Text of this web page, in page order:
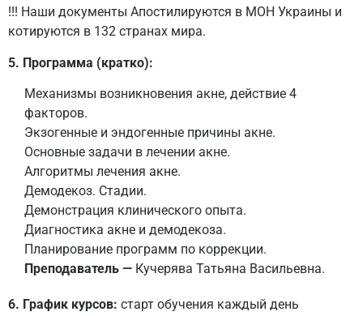
!!! Наши документы Апостилируются в МОН Украины и
котируются в 132 странах мира.
5. Программа (кратко):
Механизмы возникновения акне, действие 4
факторов.
Экзогенные и эндогенные причины акне.
Основные задачи в лечении акне.
Алгоритмы лечения акне.
Демодекоз. Стадии.
Демонстрация клинического опыта.
Диагностика акне и демодекоза.
Планирование программ по коррекции.
Преподаватель — Кучерява Татьяна Васильевна.
6. График курсов: старт обучения каждый день